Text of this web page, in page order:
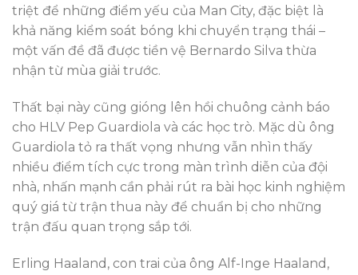
triệt để những điểm yếu của Man City, đặc biệt là
khả năng kiểm soát bóng khi chuyển trạng thái –
một vấn đề đã được tiền vệ Bernardo Silva thừa
nhận từ mùa giải trước.
Thất bại này cũng gióng lên hồi chuông cảnh báo
cho HLV Pep Guardiola và các học trò. Mặc dù ông
Guardiola tỏ ra thất vọng nhưng vẫn nhìn thấy
nhiều điểm tích cực trong màn trình diễn của đội
nhà, nhấn mạnh cần phải rút ra bài học kinh nghiệm
quý giá từ trận thua này để chuẩn bị cho những
trận đấu quan trọng sắp tới.
Erling Haaland, con trai của ông Alf-Inge Haaland,